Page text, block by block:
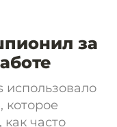
за
использовало
которое
часто